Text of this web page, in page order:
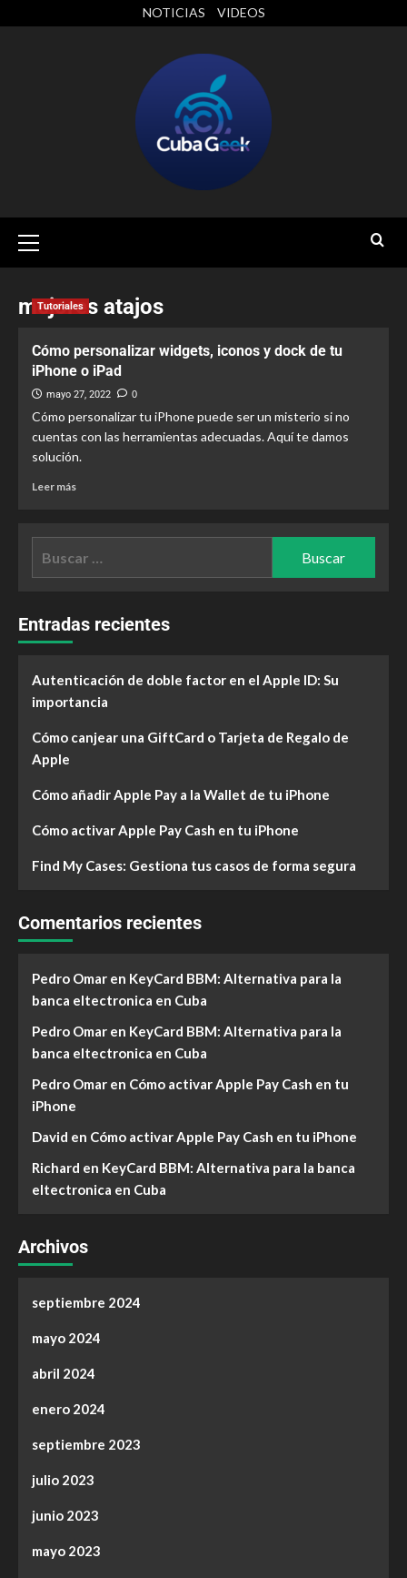
NOTICIAS VIDEOS
mejores atajos
Tutoriales
Cómo personalizar widgets, iconos y dock de tu
iPhone o iPad
mayo 27, 2022 0
Cómo personalizar tu iPhone puede ser un misterio si no
cuentas con las herramientas adecuadas. Aquí te damos
solución.
Leer más
Entradas recientes
Autenticación de doble factor en el Apple ID: Su
importancia
Cómo canjear una GiftCard o Tarjeta de Regalo de
Apple
Cómo añadir Apple Pay a la Wallet de tu iPhone
Cómo activar Apple Pay Cash en tu iPhone
Find My Cases: Gestiona tus casos de forma segura
Comentarios recientes
Pedro Omar en KeyCard BBM: Alternativa para la
banca eltectronica en Cuba
Pedro Omar en KeyCard BBM: Alternativa para la
banca eltectronica en Cuba
Pedro Omar en Cómo activar Apple Pay Cash en tu
iPhone
David en Cómo activar Apple Pay Cash en tu iPhone
Richard en KeyCard BBM: Alternativa para la banca
eltectronica en Cuba
Archivos
septiembre 2024
mayo 2024
abril 2024
enero 2024
septiembre 2023
julio 2023
junio 2023
mayo 2023